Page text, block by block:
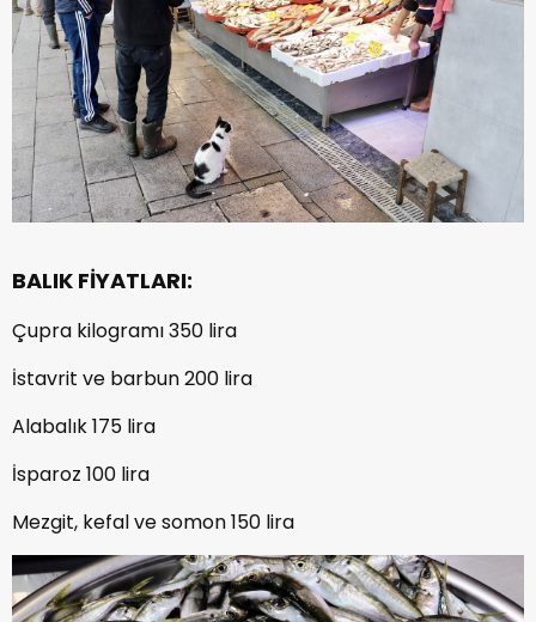
BALIK FİYATLARI:
Çupra kilogramı 350 lira
İstavrit ve barbun 200 lira
Alabalık 175 lira
İsparoz 100 lira
Mezgit, kefal ve somon 150 lira